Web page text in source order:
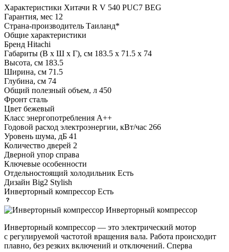
Характеристики Хитачи R V 540 PUC7 BEG
Гарантия, мес 12
Страна-производитель Таиланд*
Общие характеристики
Бренд Hitachi
Габариты (В х Ш х Г), см 183.5 х 71.5 х 74
Высота, см 183.5
Ширина, см 71.5
Глубина, см 74
Общий полезный объем, л 450
Фронт сталь
Цвет бежевый
Класс энергопотребления A++
Годовой расход электроэнергии, кВт/час 266
Уровень шума, дБ 41
Количество дверей 2
Дверной упор справа
Ключевые особенности
Отдельностоящий холодильник Есть
Дизайн Big2 Stylish
Инверторный компрессор Есть
Инверторный компрессор
Инверторный компрессор — это электрический мотор
с регулируемой частотой вращения вала. Работа происходит
плавно, без резких включений и отключений. Сперва